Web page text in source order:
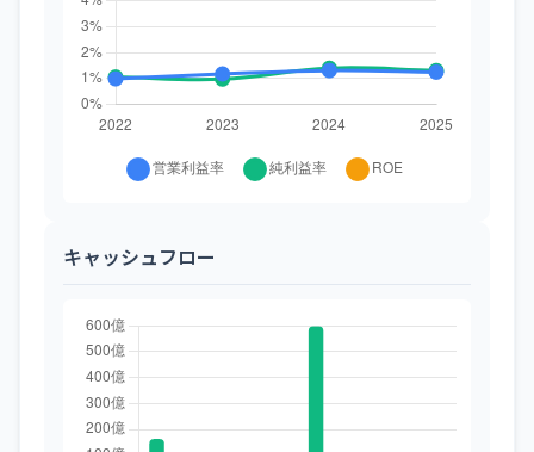
キャッシュフロー